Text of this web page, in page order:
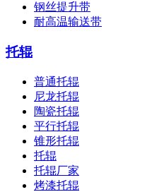
钢丝提升带
耐高温输送带
托辊
普通托辊
尼龙托辊
陶瓷托辊
平行托辊
锥形托辊
托辊
托辊厂家
烤漆托辊